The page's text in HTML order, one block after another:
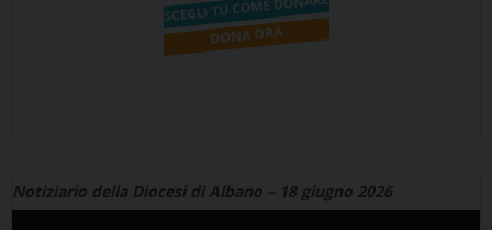
Notiziario della Diocesi di Albano – 18 giugno 2026